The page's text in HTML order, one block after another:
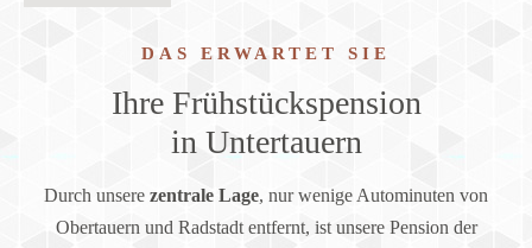
DAS ERWARTET SIE
Ihre Frühstückspension
in Untertauern
Durch unsere zentrale Lage, nur wenige Autominuten von
Obertauern und Radstadt entfernt, ist unsere Pension der